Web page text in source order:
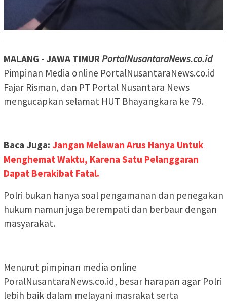
MALANG - JAWA TIMURPortalNusantaraNews.co.id
Pimpinan Media online PortalNusantaraNews.co.id
Fajar Risman, dan PT Portal Nusantara News
mengucapkan selamat HUT Bhayangkara ke 79.
Baca Juga: Jangan Melawan Arus Hanya Untuk
Menghemat Waktu, Karena Satu Pelanggaran
Dapat Berakibat Fatal.
Polri bukan hanya soal pengamanan dan penegakan
hukum namun juga berempati dan berbaur dengan
masyarakat.
Menurut pimpinan media online
PoralNusantaraNews.co.id, besar harapan agar Polri
lebih baik dalam melayani masrakat serta